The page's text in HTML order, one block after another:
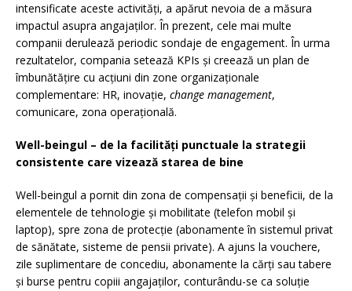
intensificate aceste activități, a apărut nevoia de a măsura
impactul asupra angajaților. În prezent, cele mai multe
companii derulează periodic sondaje de engagement. În urma
rezultatelor, compania setează KPIs și creează un plan de
îmbunătățire cu acțiuni din zone organizaționale
complementare: HR, inovație, change management,
comunicare, zona operațională.
Well-beingul – de la facilități punctuale la strategii
consistente care vizează starea de bine
Well-beingul a pornit din zona de compensații și beneficii, de la
elementele de tehnologie și mobilitate (telefon mobil și
laptop), spre zona de protecție (abonamente în sistemul privat
de sănătate, sisteme de pensii private). A ajuns la vouchere,
zile suplimentare de concediu, abonamente la cărți sau tabere
și burse pentru copiii angajaților, conturându-se ca soluție